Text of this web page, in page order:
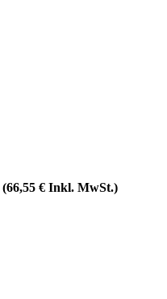
€ Inkl. MwSt.)